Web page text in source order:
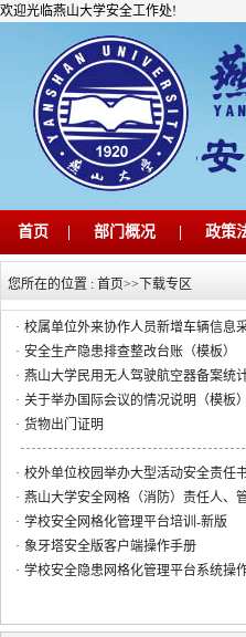
欢迎光临燕山大学安全工作处!
首页 部门概况 政策
您所在的位置 : 首页>> 下载专区
· 校属单位外来协作人员新增车辆信息
· 安全生产隐患排查整改台账（模板）
· 燕山大学民用无人驾驶航空器备案统
· 关于举办国际会议的情况说明（模板）
· 货物出门证明
· 校外单位校园举办大型活动安全责任
· 燕山大学安全网格（消防）责任人、
· 学校安全网格化管理平台培训-新版
· 象牙塔安全版客户端操作手册
· 学校安全隐患网格化管理平台系统操